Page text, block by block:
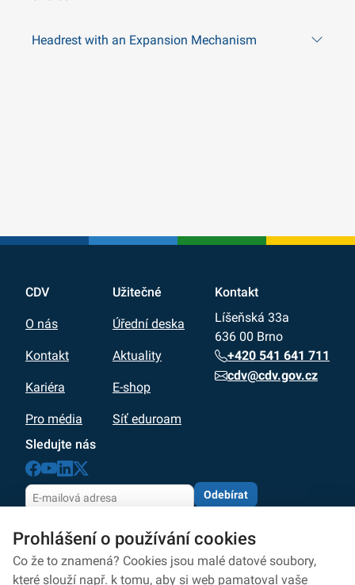
Headrest with an Expansion Mechanism
CDV
O nás
Kontakt
Kariéra
Pro média
Užitečné
Úřední deska
Aktuality
E-shop
Síť eduroam
Kontakt
Líšeňská 33a
636 00 Brno
+420 541 641 711
cdv@cdv.gov.cz
Sledujte nás
Odebírat
dle zásadochrany osobních údajů
Zpracování osobních údajů
Prohlášení o používání cookies
Co že to znamená? Cookies jsou malé datové soubory,
které slouží např. k tomu, aby si web pamatoval vaše